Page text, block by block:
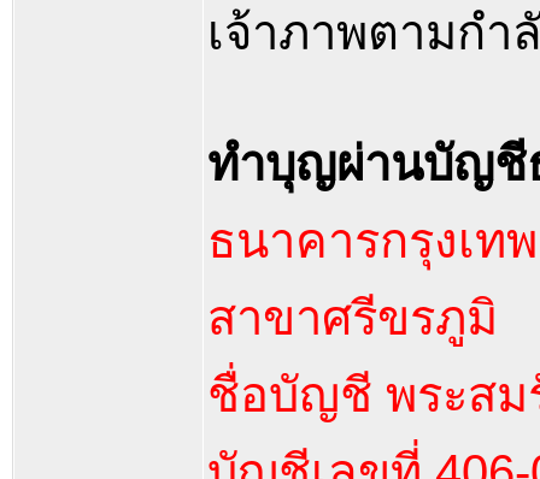
เจ้าภาพตามกำ
ทำบุญผ่านบัญชี
ธนาคารกรุงเท
สาขาศรีขรภูมิ
ชื่อบัญชี พระส